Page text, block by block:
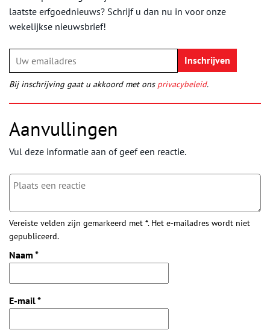
laatste erfgoednieuws? Schrijf u dan nu in voor onze
wekelijkse nieuwsbrief!
Bij inschrijving gaat u akkoord met ons privacybeleid.
Aanvullingen
Vul deze informatie aan of geef een reactie.
Vereiste velden zijn gemarkeerd met *. Het e-mailadres wordt niet
gepubliceerd.
Naam *
E-mail*